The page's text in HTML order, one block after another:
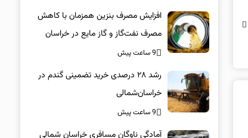
افزایش مصرف بنزین همزمان با کاهش
مصرف نفت‌گاز و گاز مایع در خراسان
شمالی
9 ساعت پیش
رشد ۲۸ درصدی خرید تضمینی گندم در
خراسان‌شمالی
9 ساعت پیش
آمادگی ناوگان مسافری خراسان شمالی